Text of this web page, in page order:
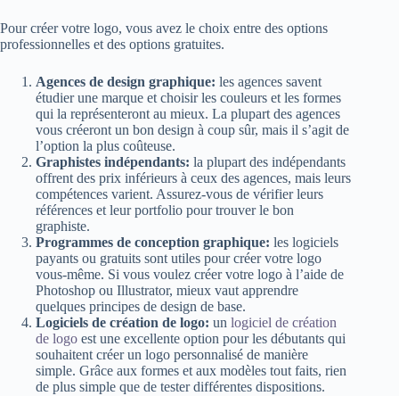
Pour créer votre logo, vous avez le choix entre des options
professionnelles et des options gratuites.
Agences de design graphique: les agences savent
étudier une marque et choisir les couleurs et les formes
qui la représenteront au mieux. La plupart des agences
vous créeront un bon design à coup sûr, mais il s’agit de
l’option la plus coûteuse.
Graphistes indépendants: la plupart des indépendants
offrent des prix inférieurs à ceux des agences, mais leurs
compétences varient. Assurez-vous de vérifier leurs
références et leur portfolio pour trouver le bon
graphiste.
Programmes de conception graphique: les logiciels
payants ou gratuits sont utiles pour créer votre logo
vous-même. Si vous voulez créer votre logo à l’aide de
Photoshop ou Illustrator, mieux vaut apprendre
quelques principes de design de base.
Logiciels de création de logo: un logiciel de création
de logo est une excellente option pour les débutants qui
souhaitent créer un logo personnalisé de manière
simple. Grâce aux formes et aux modèles tout faits, rien
de plus simple que de tester différentes dispositions.